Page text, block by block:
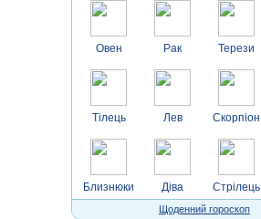
Овен
Тілець
Близнюки
Рак
Лев
Діва
Терези
Скорпіон
Стрілець
Щоденний гороскоп